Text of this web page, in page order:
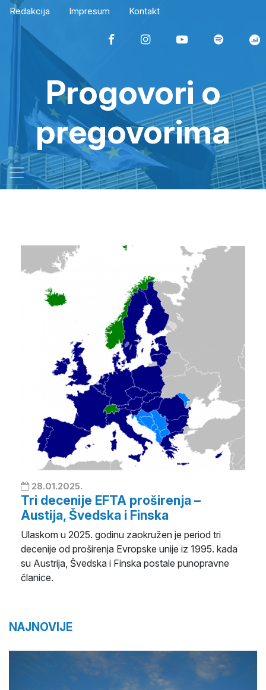
Redakcija Impresum Kontakt
Progovori o
pregovorima
28.01.2025.
Tri decenije EFTA proširenja –
Austija, Švedska i Finska
Ulaskom u 2025. godinu zaokružen je period tri
decenije od proširenja Evropske unije iz 1995. kada
su Austrija, Švedska i Finska postale punopravne
članice.
NAJNOVIJE